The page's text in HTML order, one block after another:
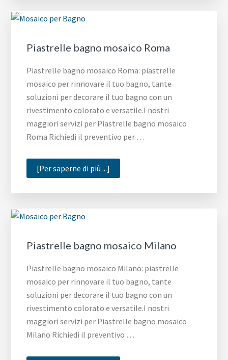
Piastrelle bagno mosaico Roma
Piastrelle bagno mosaico Roma: piastrelle
mosaico per rinnovare il tuo bagno, tante
soluzioni per decorare il tuo bagno con un
rivestimento colorato e versatile.I nostri
maggiori servizi per Piastrelle bagno mosaico
Roma Richiedi il preventivo per …
[Per saperne di più ...]
bagno
mosaico
Piastrelle bagno mosaico Milano
Piastrelle bagno mosaico Milano: piastrelle
mosaico per rinnovare il tuo bagno, tante
soluzioni per decorare il tuo bagno con un
rivestimento colorato e versatile.I nostri
maggiori servizi per Piastrelle bagno mosaico
Milano Richiedi il preventivo …